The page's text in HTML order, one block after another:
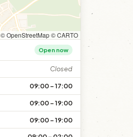
© OpenStreetMap © CARTO
Open now
Closed
09:00 – 17:00
09:00 – 19:00
09:00 – 19:00